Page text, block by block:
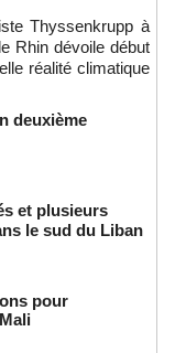
Thyssenkrupp à
Rhin dévoile début
réalité climatique
deuxième
et plusieurs
le sud du Liban
pour